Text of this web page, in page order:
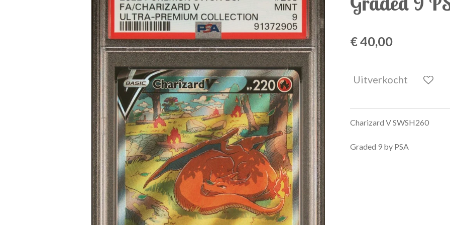
€ 40,00
Uitverkocht
Charizard V SWSH260
Graded 9 by PSA